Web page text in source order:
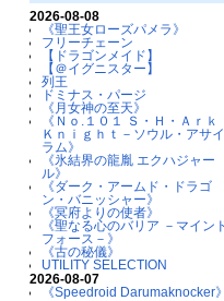
2026-08-08
《聖王女ローズパメラ》
フリーチェーン
【ドラゴンメイド】
【＠イグニスター】
列王
ドミナス・パージ
《月女神の至天》
《Ｎｏ.１０１ Ｓ・Ｈ・Ａｒｋ
Ｋｎｉｇｈｔ－ソウル・アサイ
ラム》
《氷結界の龍胤 エクハジャー
ル》
《ダーク・アームド・ドラゴ
ン・バニッシャー》
《冥府よりの使者》
《聖なる心のバリア －マイン
フォース－》
《古の秘儀》
UTILITY SELECTION
2026-08-07
《Speedroid Darumaknocker》